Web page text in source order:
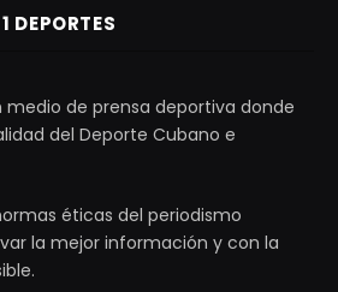
DEPORTES
medio de prensa deportiva donde
del Deporte Cubano e
éticas del periodismo
la mejor información y con la